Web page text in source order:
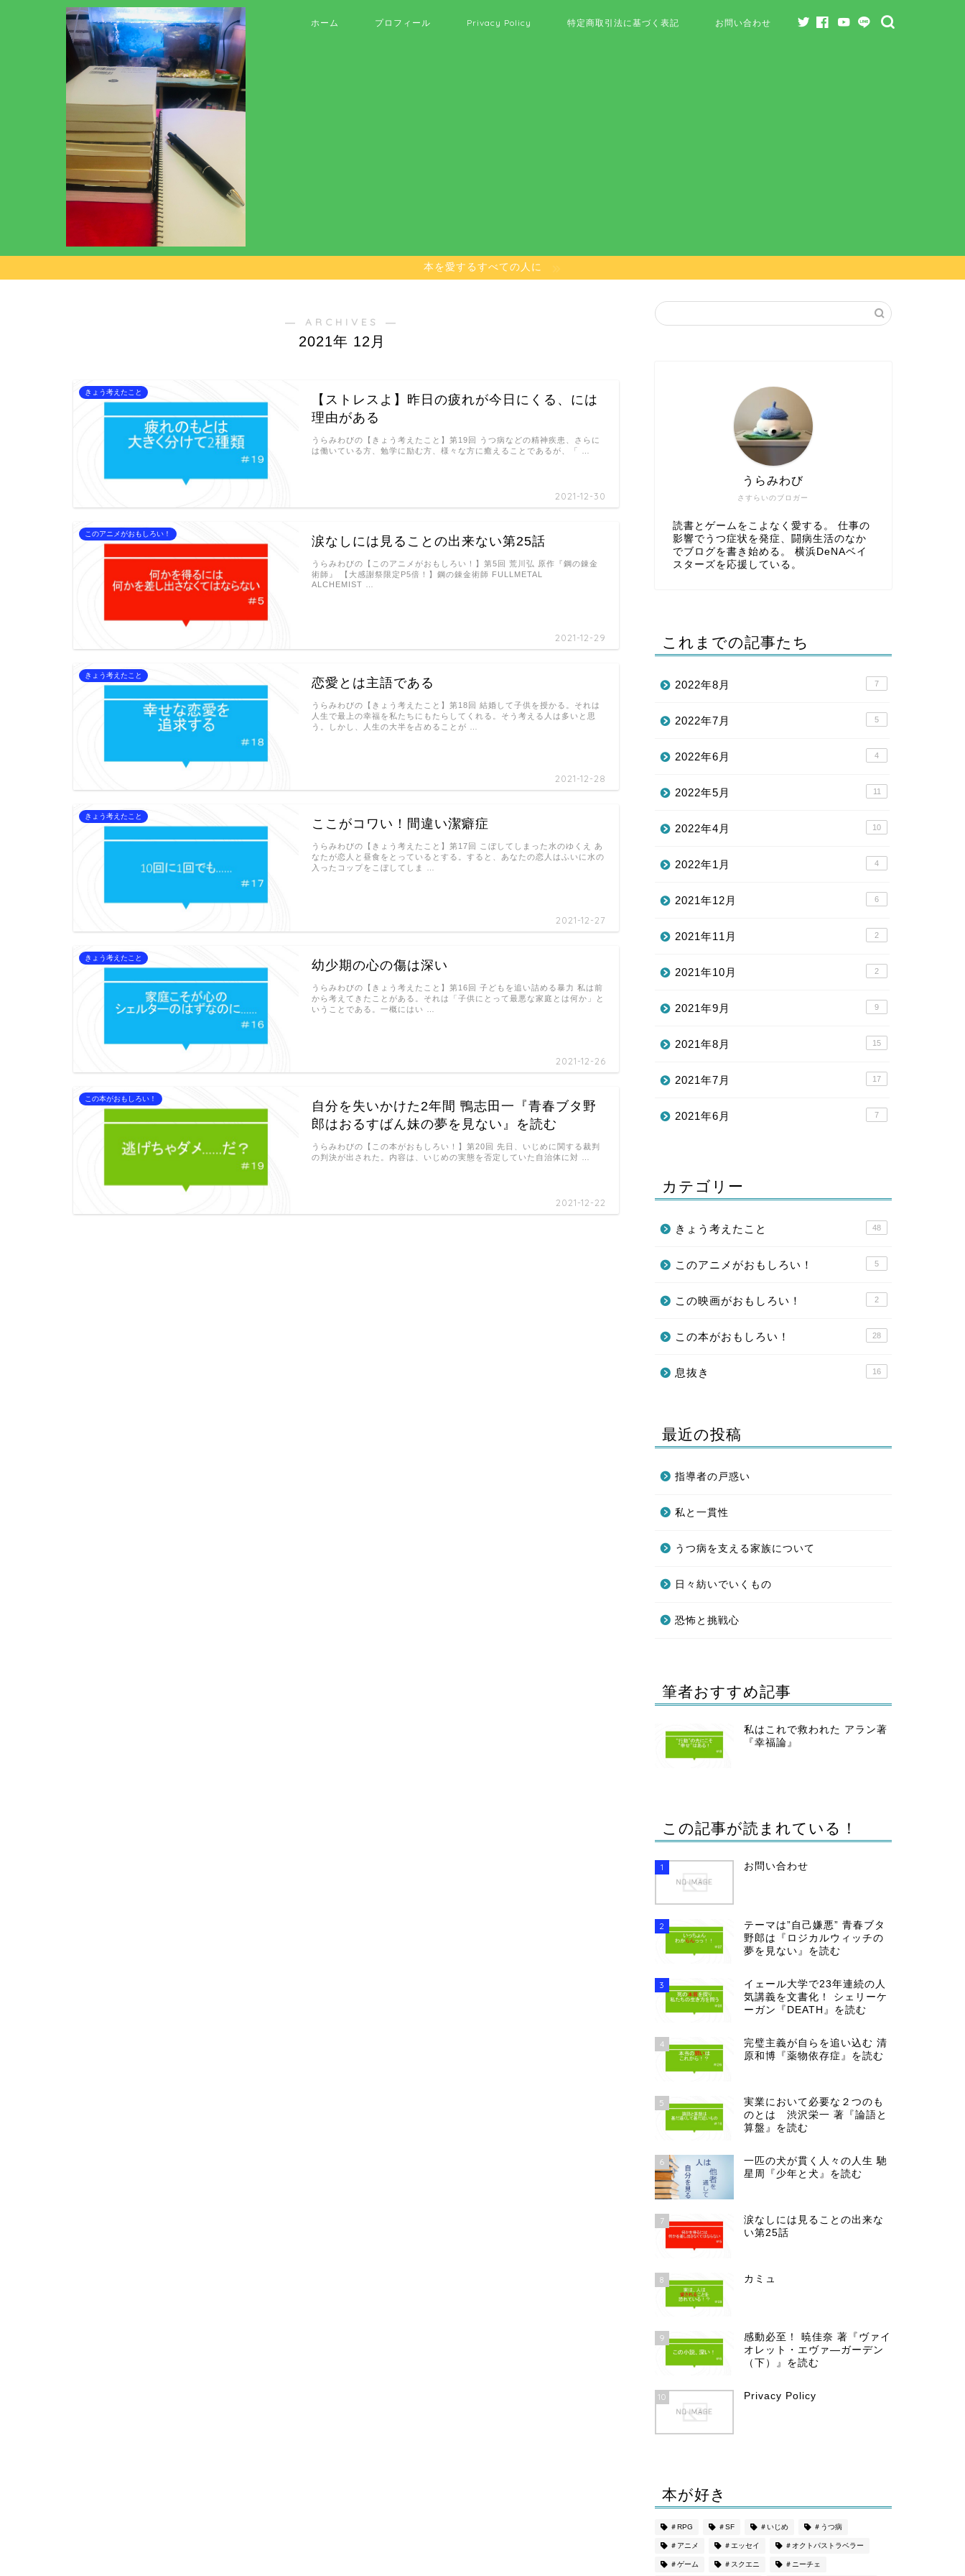
ホーム プロフィール Privacy Policy 特定商取引法に基づく表記 お問い合わせ
本を愛するすべての人に
― ARCHIVES ―
2021年 12月
きょう考えたこと
【ストレスよ】昨日の疲れが今日にくる、には
理由がある
2021-12-30
うらみわびの【きょう考えたこと】第19回 うつ病などの精神疾患、さらに
は働いている方、勉学に励む方、様々な方に癒えることであるが、「 …
このアニメがおもしろい！
涙なしには見ることの出来ない第25話
2021-12-29
うらみわびの【このアニメがおもしろい！】第5回 荒川弘 原作『鋼の錬金
術師』 【大感謝祭限定P5倍！】鋼の錬金術師 FULLMETAL
ALCHEMIST …
きょう考えたこと
恋愛とは主語である
2021-12-28
うらみわびの【きょう考えたこと】第18回 結婚して子供を授かる。それは
人生で最上の幸福を私たちにもたらしてくれる。そう考える人は多いと思
う。しかし、人生の大半を占めることが …
きょう考えたこと
ここがコワい！間違い潔癖症
2021-12-27
うらみわびの【きょう考えたこと】第17回 こぼしてしまった水のゆくえ あ
なたが恋人と昼食をとっているとする。すると、あなたの恋人はふいに水の
入ったコップをこぼしてしま …
きょう考えたこと
幼少期の心の傷は深い
2021-12-26
うらみわびの【きょう考えたこと】第16回 子どもを追い詰める暴力 私は前
から考えてきたことがある。それは「子供にとって最悪な家庭とは何か」と
いうことである。一概にはい …
この本がおもしろい！
自分を失いかけた2年間 鴨志田一『青春ブタ野
郎はおるすばん妹の夢を見ない』を読む
2021-12-22
うらみわびの【この本がおもしろい！】第20回 先日、いじめに関する裁判
の判決が出された。内容は、いじめの実態を否定していた自治体に対 …
さすらいのブロガー
うらみわび
読書とゲームをこよなく愛する。 仕事の
影響でうつ症状を発症、闘病生活のなか
でブログを書き始める。 横浜DeNAベイ
スターズを応援している。
これまでの記事たち
2022年8月 7
2022年7月 5
2022年6月 4
2022年5月 11
2022年4月 10
2022年1月 4
2021年12月 6
2021年11月 2
2021年10月 2
2021年9月 9
2021年8月 15
2021年7月 17
2021年6月 7
カテゴリー
きょう考えたこと 48
このアニメがおもしろい！ 5
この映画がおもしろい！ 2
この本がおもしろい！ 28
息抜き 16
最近の投稿
指導者の戸惑い
私と一貫性
うつ病を支える家族について
日々紡いでいくもの
恐怖と挑戦心
筆者おすすめ記事
私はこれで救われた アラン著
『幸福論』
この記事が読まれている！
1 お問い合わせ
2
テーマは”自己嫌悪” 青春ブタ
野郎は『ロジカルウィッチの
夢を見ない』を読む
3
イェール大学で23年連続の人
気講義を文書化！ シェリーケ
ーガン『DEATH』を読む
4
完璧主義が自らを追い込む 清
原和博『薬物依存症』を読む
5
実業において必要な２つのも
のとは 渋沢栄一 著『論語と
算盤』を読む
6
一匹の犬が貫く人々の人生 馳
星周『少年と犬』を読む
7
涙なしには見ることの出来な
い第25話
8 カミュ
9
感動必至！ 暁佳奈 著『ヴァイ
オレット・エヴァ―ガーデン
（下）』を読む
10 Privacy Policy
本が好き
＃RPG ＃SF ＃いじめ ＃うつ病
＃アニメ ＃エッセイ ＃オクトパストラベラー
＃ゲーム ＃スクエニ ＃ニーチェ